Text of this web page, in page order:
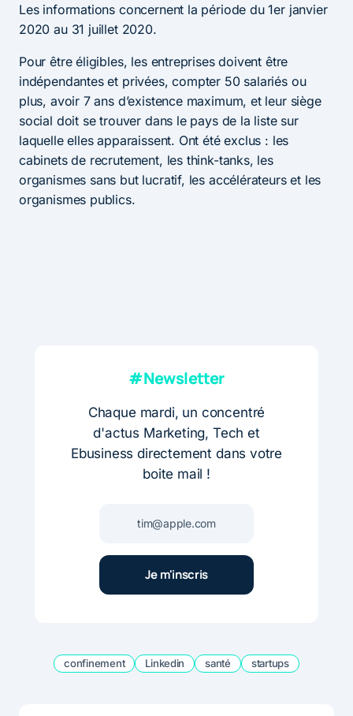
Les informations concernent la période du 1er janvier
2020 au 31 juillet 2020.
Pour être éligibles, les entreprises doivent être
indépendantes et privées, compter 50 salariés ou
plus, avoir 7 ans d’existence maximum, et leur siège
social doit se trouver dans le pays de la liste sur
laquelle elles apparaissent. Ont été exclus : les
cabinets de recrutement, les think-tanks, les
organismes sans but lucratif, les accélérateurs et les
organismes publics.
#Newsletter
Chaque mardi, un concentré
d'actus Marketing, Tech et
Ebusiness directement dans votre
boite mail !
confinement Linkedin santé startups